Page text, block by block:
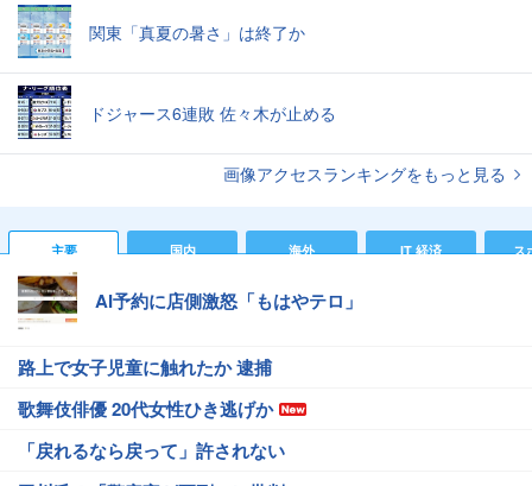
関東「真夏の暑さ」は終了か
ドジャース6連敗 佐々木が止める
画像アクセスランキングをもっと見る
主要 国内 海外 IT 経済 ス
AI予約に店側激怒「もはやテロ」
路上で女子児童に触れたか 逮捕
歌舞伎俳優 20代女性ひき逃げか
「戻れるなら戻って」許されない